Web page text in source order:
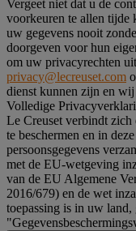
Vergeet niet dat u de
voorkeuren te allen tijde
uw gegevens nooit
doorgeven voor hun
om uw privacyrechten
privacy@lecreuset.com
dienst kunnen zijn en
Volledige
Le Creuset verbindt zich
te beschermen en in
persoonsgegevens
met de EU-wetgeving
van de EU Algemene
2016/679) en de wet
toepassing is in uw